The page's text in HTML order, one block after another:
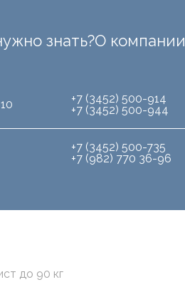
знать?О компании
+7 (3452) 500-914
+7 (3452) 500-944
+7 (3452) 500-735
+7 (982) 770 36-96
до 90 кг